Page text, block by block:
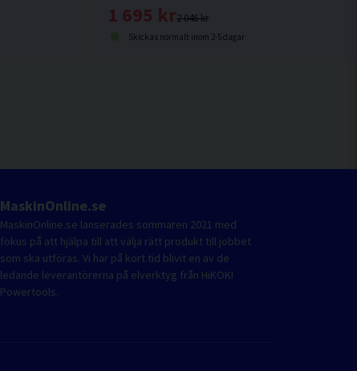
2 046 kr
1 695 kr
Skickas normalt inom 2-5 dagar
MaskinOnline.se
MaskinOnline.se lanserades sommaren 2021 med
fokus på att hjälpa till att välja rätt produkt till jobbet
som ska utföras. Vi har på kort tid blivit en av de
ledande leverantörerna på elverktyg från HiKOKI
Powertools.